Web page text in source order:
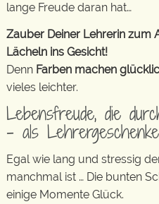
lange Freude daran hat…
Zauber Deiner Lehrerin zum
Lächeln ins Gesicht!
Denn Farben machen
vieles leichter.
Lebensfreude, die
– als
Egal wie lang und stressig
manchmal ist … Die bunten
einige Momente Glück.